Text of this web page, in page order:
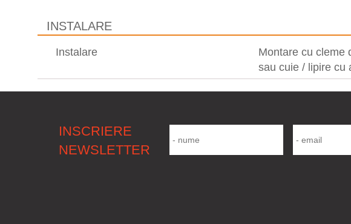
INSTALARE
Instalare
Montare cu cleme
sau cuie / lipire cu
INSCRIERE
NEWSLETTER